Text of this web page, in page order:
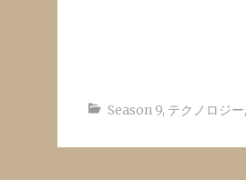
Season 9, テクノロジー,